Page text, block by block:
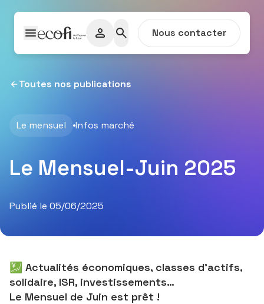
Nous contacter
Toutes nos publications
Le mensuel Infos marché
Le Mensuel-Juin 2025
Publié le 05/06/2025
💹 Actualités économiques, classes d'actifs,
solidaire, ISR, investissements…
Le Mensuel de Juin est prêt !